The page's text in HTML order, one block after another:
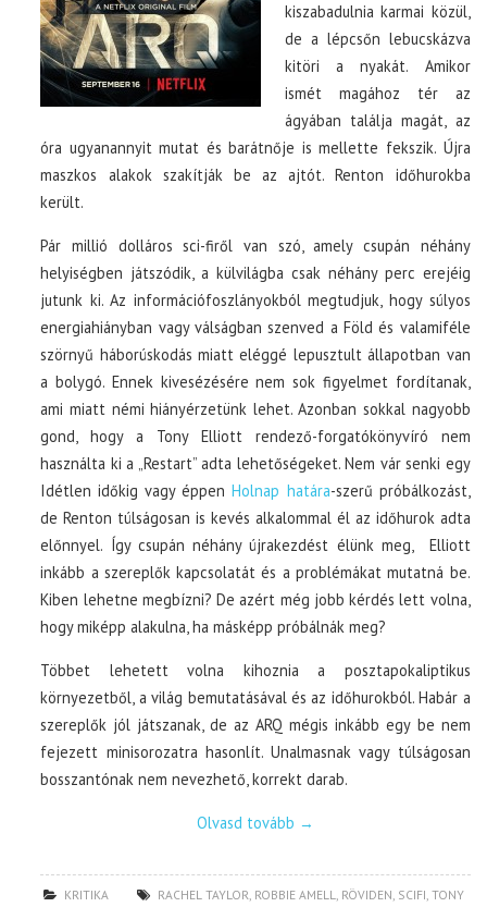
kiszabadulnia karmai közül,
de a lépcsőn lebucskázva
kitöri a nyakát. Amikor
ismét magához tér az
ágyában találja magát, az
óra ugyanannyit mutat és barátnője is mellette fekszik. Újra
maszkos alakok szakítják be az ajtót. Renton időhurokba
került.
Pár millió dolláros sci-firől van szó, amely csupán néhány
helyiségben játszódik, a külvilágba csak néhány perc erejéig
jutunk ki. Az információfoszlányokból megtudjuk, hogy súlyos
energiahiányban vagy válságban szenved a Föld és valamiféle
szörnyű háborúskodás miatt eléggé lepusztult állapotban van
a bolygó. Ennek kivesézésére nem sok figyelmet fordítanak,
ami miatt némi hiányérzetünk lehet. Azonban sokkal nagyobb
gond, hogy a Tony Elliott rendező-forgatókönyvíró nem
használta ki a „Restart” adta lehetőségeket. Nem vár senki egy
Idétlen időkig vagy éppenHolnap határa-szerű próbálkozást,
de Renton túlságosan is kevés alkalommal él az időhurok adta
előnnyel. Így csupán néhány újrakezdést élünk meg, Elliott
inkább a szereplők kapcsolatát és a problémákat mutatná be.
Kiben lehetne megbízni? De azért még jobb kérdés lett volna,
hogy miképp alakulna, ha másképp próbálnák meg?
Többet lehetett volna kihoznia a posztapokaliptikus
környezetből, a világ bemutatásával és az időhurokból. Habár a
szereplők jól játszanak, de az ARQ mégis inkább egy be nem
fejezett minisorozatra hasonlít. Unalmasnak vagy túlságosan
bosszantónak nem nevezhető, korrekt darab.
Olvasd tovább →
KRITIKA RACHEL TAYLOR, ROBBIE AMELL, RÖVIDEN, SCIFI,TONY